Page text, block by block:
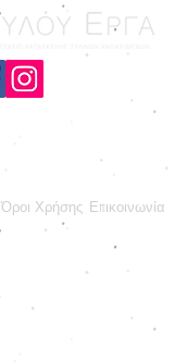
Όροι Χρήσης Επικοινωνία